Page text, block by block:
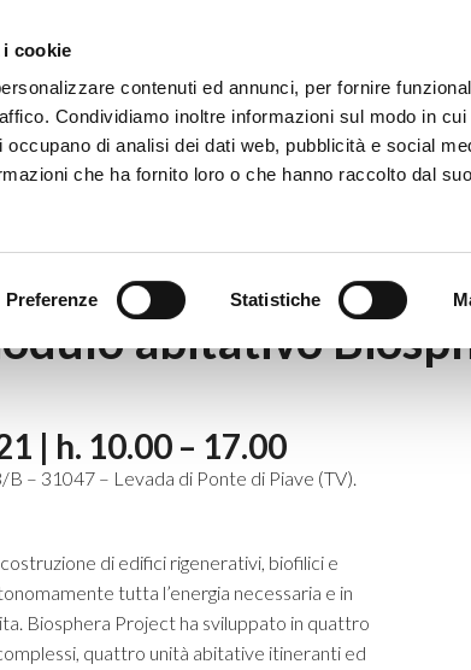
cookie
contenuti ed annunci, per fornire
Condividiamo inoltre informazioni sul modo in
di analisi dei dati web, pubblicità e social
che ha fornito loro o che hanno raccolto dal
Preferenze Statistiche
abitativo
| h. 10.00 – 17.00
– 31047 – Levada di Ponte di Piave (TV).
di edifici rigenerativi, biofilici e
tutta l’energia necessaria e in
Biosphera Project ha sviluppato in quattro
quattro unità abitative itineranti ed